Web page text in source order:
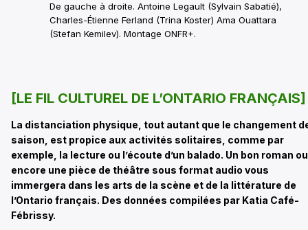
De gauche à droite. Antoine Legault (Sylvain Sabatié),
Charles-Étienne Ferland (Trina Koster) Ama Ouattara
(Stefan Kemilev). Montage ONFR+.
[LE FIL CULTUREL DE L’ONTARIO FRANÇAIS]
La distanciation physique, tout autant que le changement
saison, est propice aux activités solitaires, comme par
exemple, la lecture ou l’écoute d’un balado. Un bon roman ou
encore une pièce de théâtre sous format audio vous
immergera dans les arts de la scène et de la littérature de
l’Ontario français. Des données compilées par Katia Café-
Fébrissy.